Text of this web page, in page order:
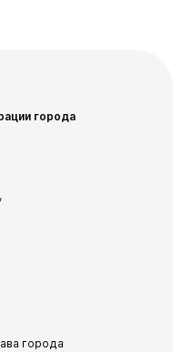
города
города